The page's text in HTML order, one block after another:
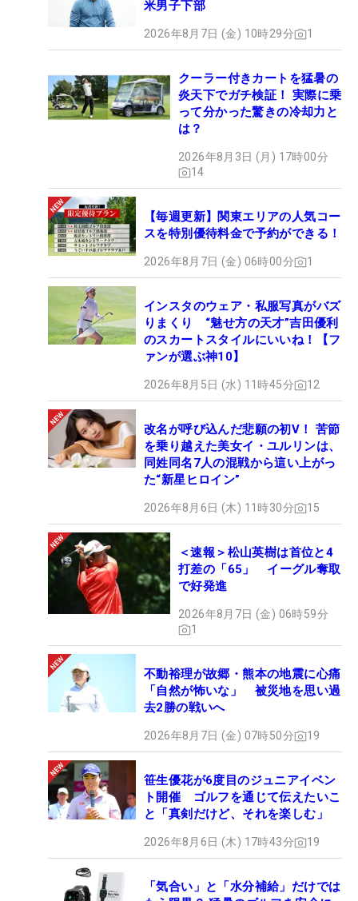
米男子下部
2026年8月7日 (金) 10時29分 1
クーラー付きカートを猛暑の
炎天下でガチ検証！ 実際に乗
って分かった驚きの冷却力と
は？
2026年8月3日 (月) 17時00分
14
【毎週更新】関東エリアの人気コー
スを特別優待料金で予約ができる！
2026年8月7日 (金) 06時00分 1
インスタのウェア・私服写真がバズ
りまくり “魅せ方の天才”吉田優利
のスカートスタイルにいいね！【フ
ァンが選ぶ神10】
2026年8月5日 (水) 11時45分 12
改名が呼び込んだ悲願の初V！ 苦節
を乗り越えた美女イ・ユルリンは、
同姓同名7人の混戦から這い上がっ
た“新星ヒロイン”
2026年8月6日 (木) 11時30分 15
＜速報＞松山英樹は首位と4
打差の「65」 イーグル奪取
で好発進
2026年8月7日 (金) 06時59分
1
不動裕理が故郷・熊本の地震に心痛
「自然が怖いな」 被災地を思い過
去2勝の戦いへ
2026年8月7日 (金) 07時50分 19
笹生優花が6度目のジュニアイベン
ト開催 ゴルフを通じて伝えたいこ
と「真剣だけど、それを楽しむ」
2026年8月6日 (木) 17時43分 19
「気合い」と「水分補給」だけでは